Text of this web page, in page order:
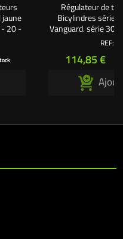
- 20 -
44.
Régulateur de
Bicylindres
Vanguard. série 30 :
série 38 : 23 cv. 2
REF:
Prix
114,85 €